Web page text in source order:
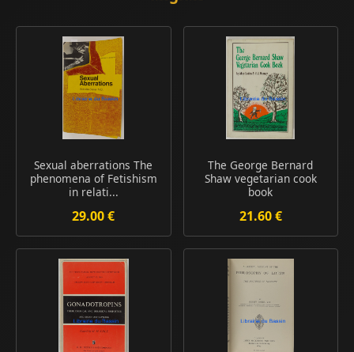
Sexual aberrations The
phenomena of Fetishism
in relati...
29.00 €
The George Bernard
Shaw vegetarian cook
book
21.60 €